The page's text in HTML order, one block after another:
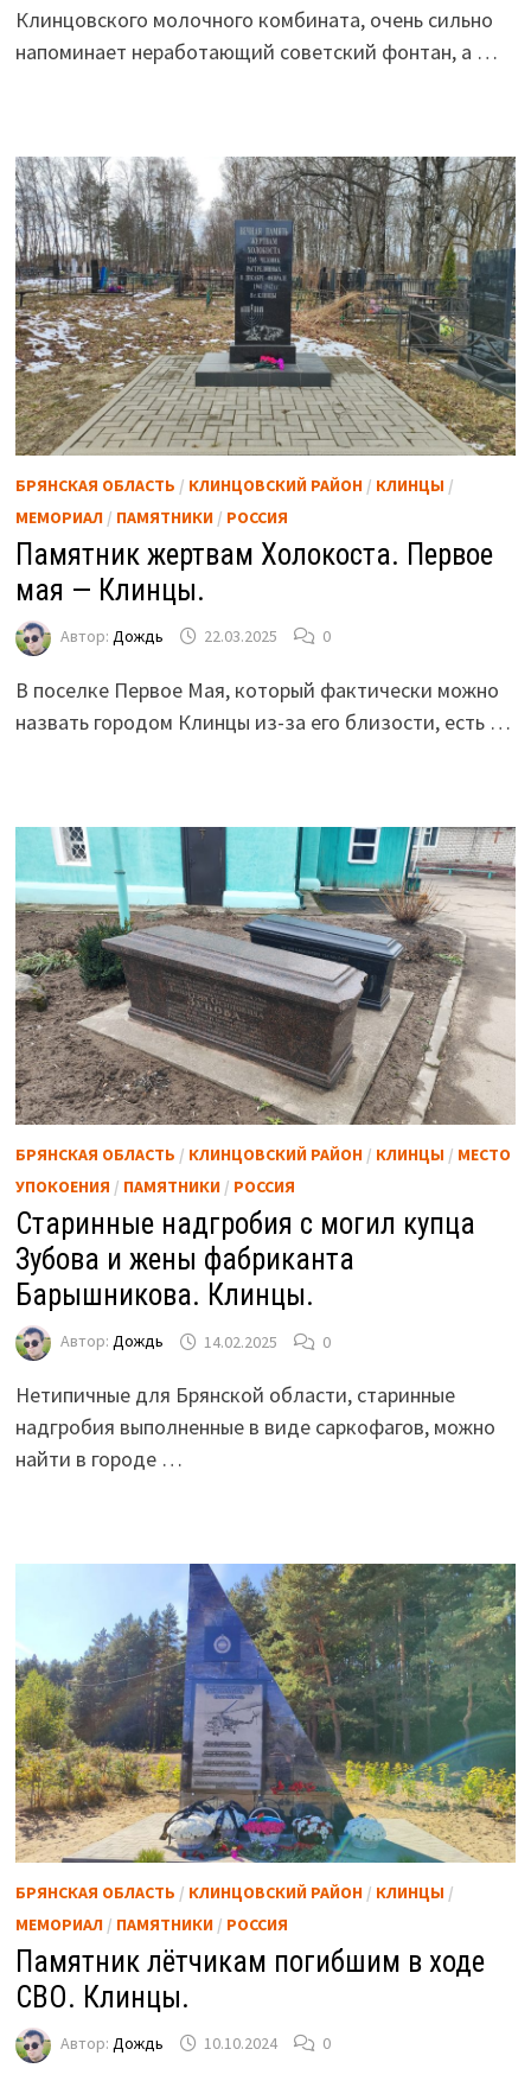
Клинцовского молочного комбината, очень сильно
напоминает неработающий советский фонтан, а …
БРЯНСКАЯ ОБЛАСТЬ / КЛИНЦОВСКИЙ РАЙОН/ КЛИНЦЫ /
МЕМОРИАЛ/ ПАМЯТНИКИ/ РОССИЯ
Памятник жертвам Холокоста. Первое
мая — Клинцы.
Автор: Дождь 22.03.2025 0
В поселке Первое Мая, который фактически можно
назвать городом Клинцы из-за его близости, есть …
БРЯНСКАЯ ОБЛАСТЬ / КЛИНЦОВСКИЙ РАЙОН/ КЛИНЦЫ / МЕСТО
УПОКОЕНИЯ / ПАМЯТНИКИ/ РОССИЯ
Старинные надгробия с могил купца
Зубова и жены фабриканта
Барышникова. Клинцы.
Автор: Дождь 14.02.2025 0
Нетипичные для Брянской области, старинные
надгробия выполненные в виде саркофагов, можно
найти в городе …
БРЯНСКАЯ ОБЛАСТЬ / КЛИНЦОВСКИЙ РАЙОН/ КЛИНЦЫ /
МЕМОРИАЛ/ ПАМЯТНИКИ/ РОССИЯ
Памятник лётчикам погибшим в ходе
СВО. Клинцы.
Автор: Дождь 10.10.2024 0